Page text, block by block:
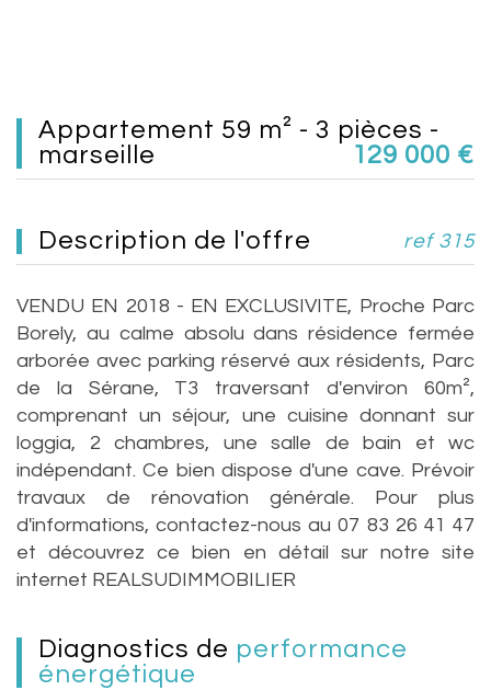
appartement 59 m² - 3 pièces -
marseille
129 000 €
description de l'offre ref 315
VENDU EN 2018 - EN EXCLUSIVITE, Proche Parc
Borely, au calme absolu dans résidence fermée
arborée avec parking réservé aux résidents, Parc
de la Sérane, T3 traversant d'environ 60m²,
comprenant un séjour, une cuisine donnant sur
loggia, 2 chambres, une salle de bain et wc
indépendant. Ce bien dispose d'une cave. Prévoir
travaux de rénovation générale. Pour plus
d'informations, contactez-nous au 07 83 26 41 47
et découvrez ce bien en détail sur notre site
internet REALSUDIMMOBILIER
diagnostics de performance
énergétique